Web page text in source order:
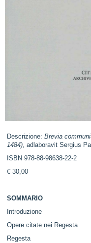
Descrizione:Brevia
1484), adlaboravit Sergius
ISBN 978-88-98638-22-2
€ 30,00
SOMMARIO
Introduzione
Opere citate nei Regesta
Regesta